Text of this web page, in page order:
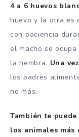
4 a 6 huevos
huevo y la otra es
con paciencia
el macho se
la hembra. Una
los padres
no más.
También te
los animales